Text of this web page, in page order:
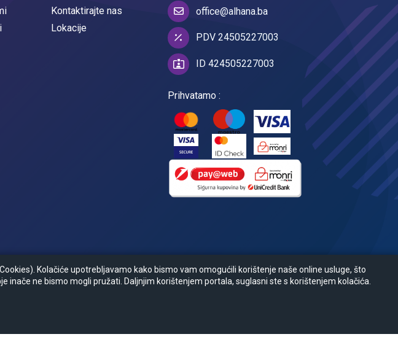
Kontaktirajte nas
Lokacije
office@alhana.ba
PDV 24505227003
ID 424505227003
Prihvatamo :
Kolačiće upotrebljavamo kako bismo vam omogućili korištenje naše online usluge, što
ne bismo mogli pružati. Daljnjim korištenjem portala, suglasni ste s korištenjem kolačića.